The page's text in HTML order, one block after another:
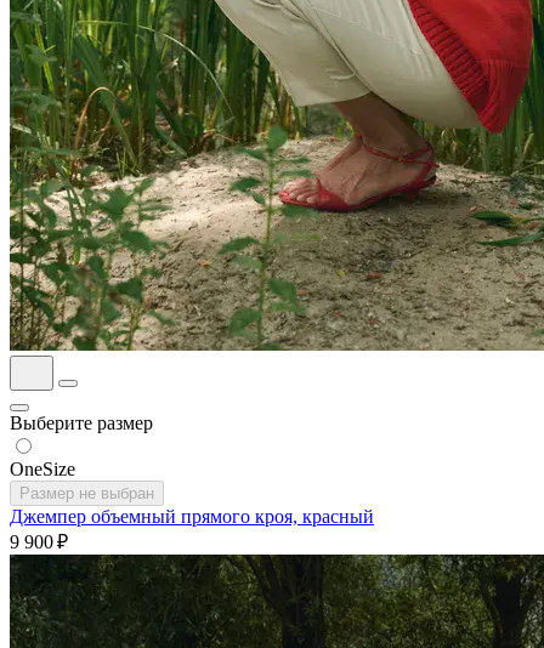
Выберите размер
OneSize
Размер не выбран
Джемпер объемный прямого кроя, красный
9 900 ₽